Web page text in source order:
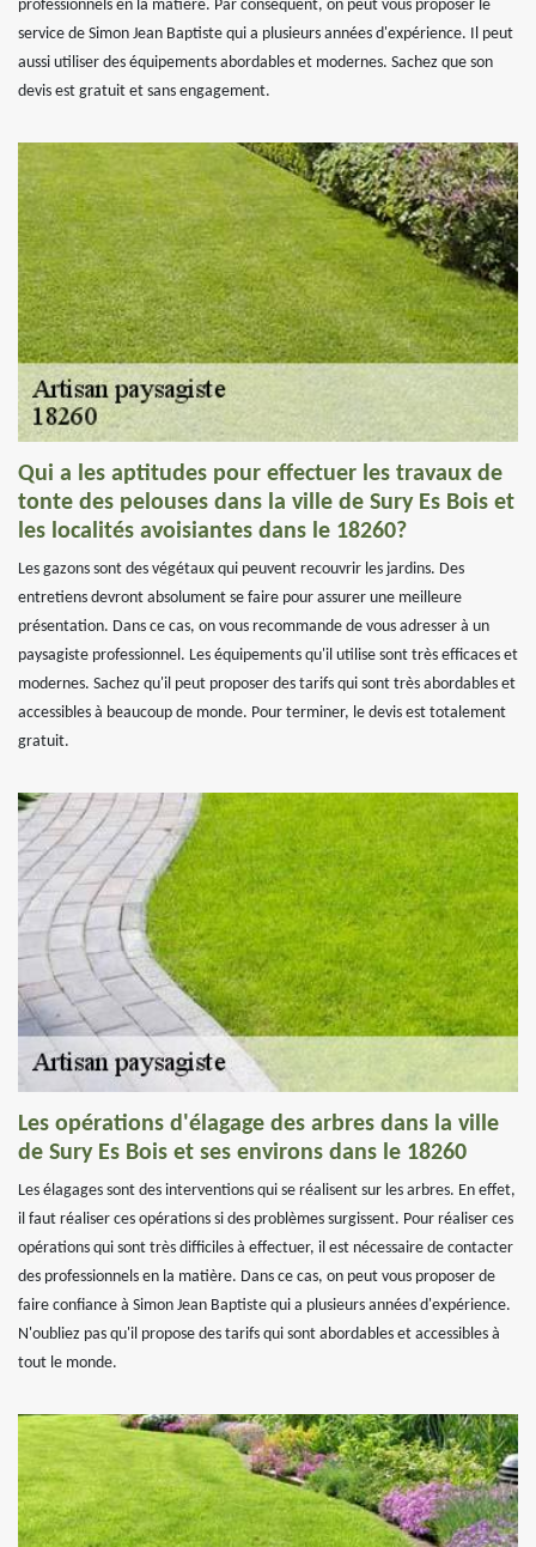
professionnels en la matière. Par conséquent, on peut vous proposer le
service de Simon Jean Baptiste qui a plusieurs années d'expérience. Il peut
aussi utiliser des équipements abordables et modernes. Sachez que son
devis est gratuit et sans engagement.
Qui a les aptitudes pour effectuer les travaux de
tonte des pelouses dans la ville de Sury Es Bois et
les localités avoisiantes dans le 18260?
Les gazons sont des végétaux qui peuvent recouvrir les jardins. Des
entretiens devront absolument se faire pour assurer une meilleure
présentation. Dans ce cas, on vous recommande de vous adresser à un
paysagiste professionnel. Les équipements qu'il utilise sont très efficaces et
modernes. Sachez qu'il peut proposer des tarifs qui sont très abordables et
accessibles à beaucoup de monde. Pour terminer, le devis est totalement
gratuit.
Les opérations d'élagage des arbres dans la ville
de Sury Es Bois et ses environs dans le 18260
Les élagages sont des interventions qui se réalisent sur les arbres. En effet,
il faut réaliser ces opérations si des problèmes surgissent. Pour réaliser ces
opérations qui sont très difficiles à effectuer, il est nécessaire de contacter
des professionnels en la matière. Dans ce cas, on peut vous proposer de
faire confiance à Simon Jean Baptiste qui a plusieurs années d'expérience.
N'oubliez pas qu'il propose des tarifs qui sont abordables et accessibles à
tout le monde.